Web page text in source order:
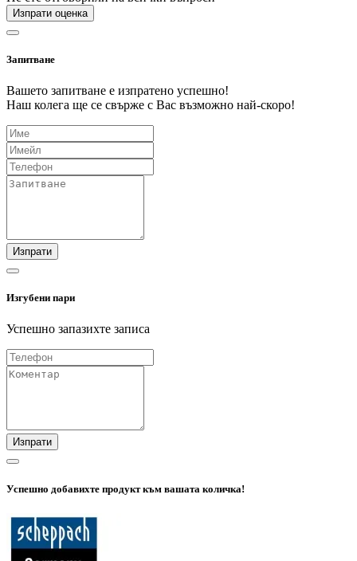
Изпрати оценка
Запитване
Вашето запитване е изпратено успешно!
Наш колега ще се свърже с Вас възможно най-скоро!
Изпрати
Изгубени пари
Успешно запазихте записа
Изпрати
Успешно добавихте продукт към вашата количка!